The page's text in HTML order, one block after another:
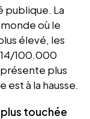
publique. La
où le
élevé, les
100.000
plus
à la hausse.
touchée